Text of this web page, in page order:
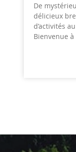
De
délicieux
d’activités
Bienvenue